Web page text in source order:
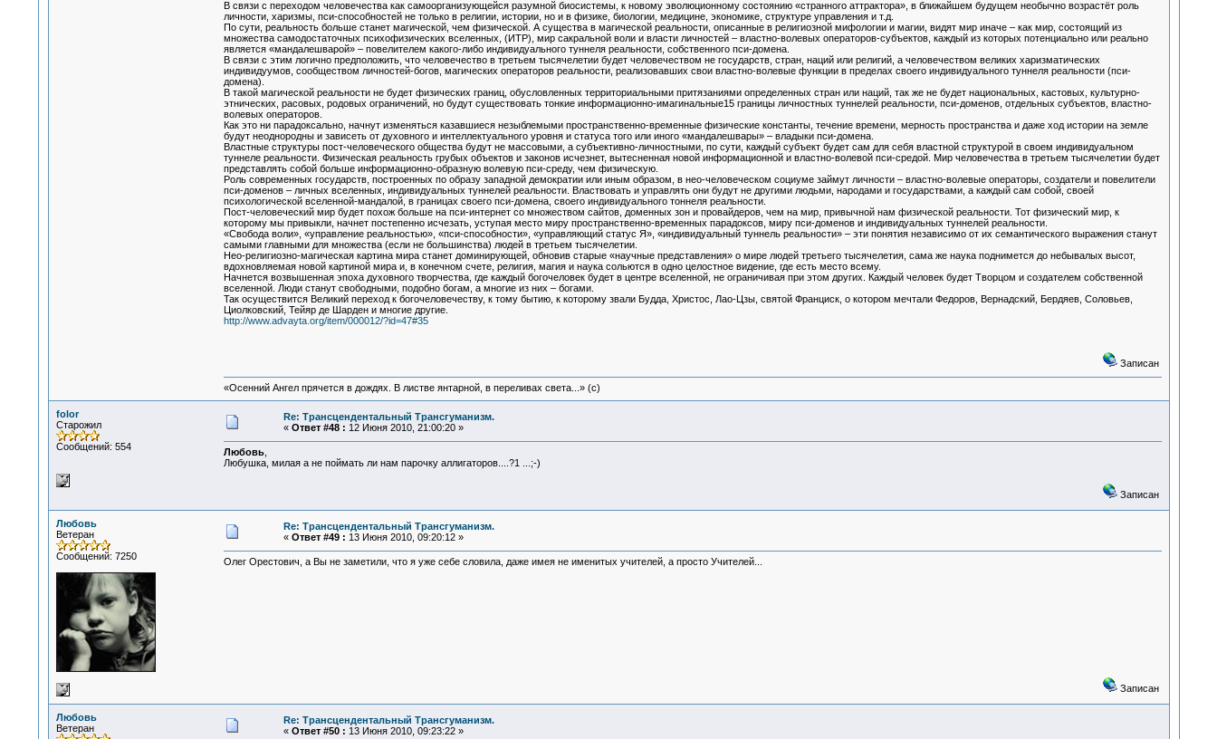
В связи с переходом человечества как самоорганизующейся разумной биосистемы, к новому эволюционному состоянию «странного аттрактора», в ближайшем будущем необычно возрастёт роль
личности, харизмы, пси-способностей не только в религии, истории, но и в физике, биологии, медицине, экономике, структуре управления и т.д.
По сути, реальность больше станет магической, чем физической. А существа в магической реальности, описанные в религиозной мифологии и магии, видят мир иначе – как мир, состоящий из
множества самодостаточных психофизических вселенных, (ИТР), мир сакральной воли и власти личностей – властно-волевых операторов-субъектов, каждый из которых потенциально или реально
является «мандалешварой» – повелителем какого-либо индивидуального туннеля реальности, собственного пси-домена.
В связи с этим логично предположить, что человечество в третьем тысячелетии будет человечеством не государств, стран, наций или религий, а человечеством великих харизматических
индивидуумов, сообществом личностей-богов, магических операторов реальности, реализовавших свои властно-волевые функции в пределах своего индивидуального туннеля реальности (пси-
домена).
В такой магической реальности не будет физических границ, обусловленных территориальными притязаниями определенных стран или наций, так же не будет национальных, кастовых, культурно-
этнических, расовых, родовых ограничений, но будут существовать тонкие информационно-имагинальные15 границы личностных туннелей реальности, пси-доменов, отдельных субъектов, властно-
волевых операторов.
Как это ни парадоксально, начнут изменяться казавшиеся незыблемыми пространственно-временные физические константы, течение времени, мерность пространства и даже ход истории на земле
будут неоднородны и зависеть от духовного и интеллектуального уровня и статуса того или иного «мандалешвары» – владыки пси-домена.
Властные структуры пост-человеческого общества будут не массовыми, а субъективно-личностными, по сути, каждый субъект будет сам для себя властной структурой в своем индивидуальном
туннеле реальности. Физическая реальность грубых объектов и законов исчезнет, вытесненная новой информационной и властно-волевой пси-средой. Мир человечества в третьем тысячелетии будет
представлять собой больше информационно-образную волевую пси-среду, чем физическую.
Роль современных государств, построенных по образу западной демократии или иным образом, в нео-человеческом социуме займут личности – властно-волевые операторы, создатели и повелители
пси-доменов – личных вселенных, индивидуальных туннелей реальности. Властвовать и управлять они будут не другими людьми, народами и государствами, а каждый сам собой, своей
психологической вселенной-мандалой, в границах своего пси-домена, своего индивидуального тоннеля реальности.
Пост-человеческий мир будет похож больше на пси-интернет со множеством сайтов, доменных зон и провайдеров, чем на мир, привычной нам физической реальности. Тот физический мир, к
которому мы привыкли, начнет постепенно исчезать, уступая место миру пространственно-временных парадоксов, миру пси-доменов и индивидуальных туннелей реальности.
«Свобода воли», «управление реальностью», «пси-способности», «управляющий статус Я», «индивидуальный туннель реальности» – эти понятия независимо от их семантического выражения станут
самыми главными для множества (если не большинства) людей в третьем тысячелетии.
Нео-религиозно-магическая картина мира станет доминирующей, обновив старые «научные представления» о мире людей третьего тысячелетия, сама же наука поднимется до небывалых высот,
вдохновляемая новой картиной мира и, в конечном счете, религия, магия и наука сольются в одно целостное видение, где есть место всему.
Начнется возвышенная эпоха духовного творчества, где каждый богочеловек будет в центре вселенной, не ограничивая при этом других. Каждый человек будет Творцом и создателем собственной
вселенной. Люди станут свободными, подобно богам, а многие из них – богами.
Так осуществится Великий переход к богочеловечеству, к тому бытию, к которому звали Будда, Христос, Лао-Цзы, святой Франциск, о котором мечтали Федоров, Вернадский, Бердяев, Соловьев,
Циолковский, Тейяр де Шарден и многие другие.
http://www.advayta.org/item/000012/?id=47#35
Записан
«Осенний Ангел прячется в дождях. В листве янтарной, в переливах света...» (c)
folor
Старожил
Сообщений: 554
Re: Трансцендентальный Трансгуманизм.
« Ответ #48 : 12 Июня 2010, 21:00:20 »
Любовь,
Любушка, милая а не поймать ли нам парочку аллигаторов....?1 ...;-)
Записан
Любовь
Ветеран
Сообщений: 7250
Re: Трансцендентальный Трансгуманизм.
« Ответ #49 : 13 Июня 2010, 09:20:12 »
Олег Орестович, а Вы не заметили, что я уже себе словила, даже имея не именитых учителей, а просто Учителей...
Записан
Любовь
Ветеран
Re: Трансцендентальный Трансгуманизм.
« Ответ #50 : 13 Июня 2010, 09:23:22 »